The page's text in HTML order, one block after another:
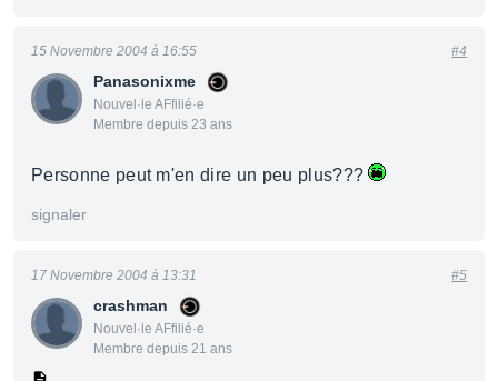
Panasonixme
Nouvel·le AFfilié·e
Membre depuis 23 ans
15 Novembre 2004 à 16:55 #4
Personne peut m'en dire un peu plus???
signaler
crashman
Nouvel·le AFfilié·e
Membre depuis 21 ans
17 Novembre 2004 à 13:31 #5